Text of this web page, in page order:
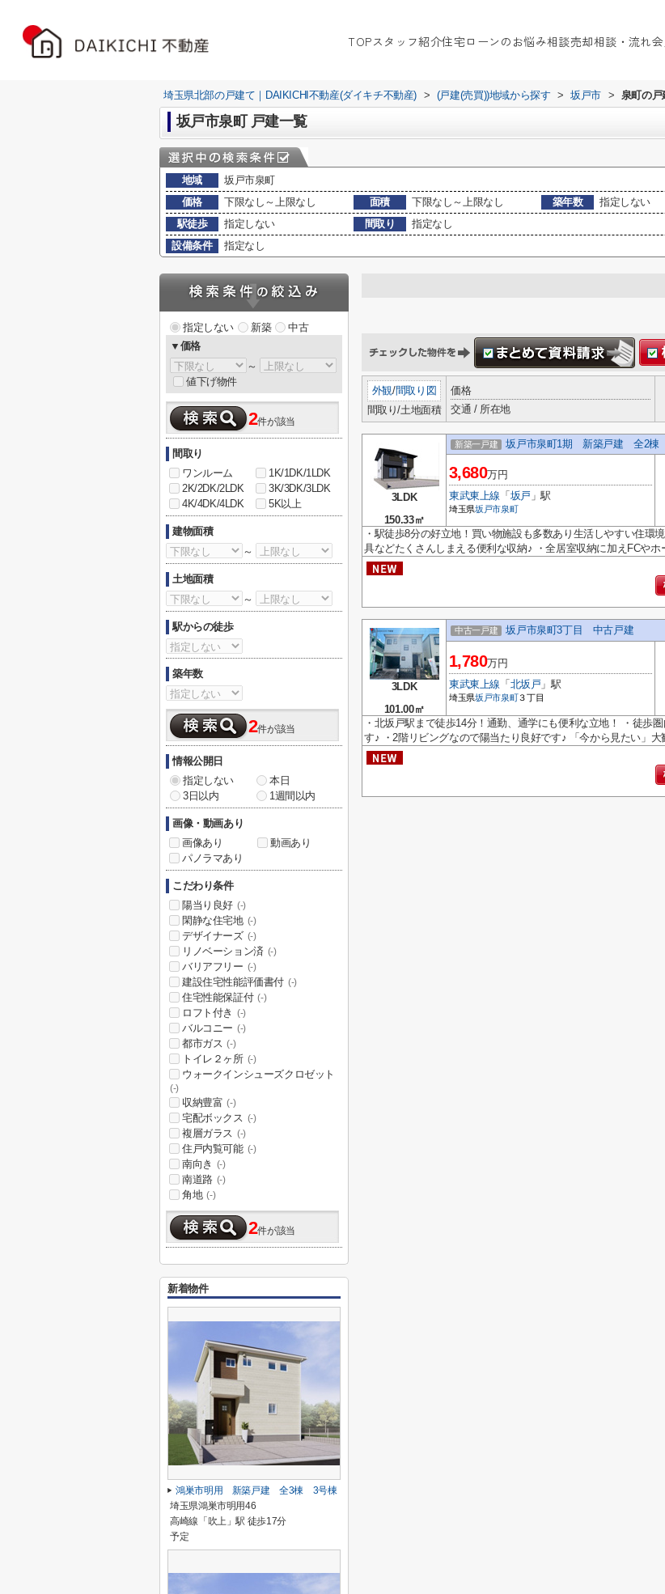
TOPスタッフ紹介住宅ローンのお悩み相談売却相談・流れ
埼玉県北部の戸建て｜DAIKICHI不動産(ダイキチ不動産) > (戸建(売買))地域から探す > 坂戸市 > 泉町の戸
坂戸市泉町 戸建一覧
地域
坂戸市泉町
価格
下限なし～上限なし 面積 下限なし～上限なし 築年数
指定しない
駅徒歩
指定しない 間取り
指定なし
設備条件
指定なし
外観/間取り図
間取り/土地面積
価格
交通 / 所在地
3LDK
150.33㎡
新築一戸建 坂戸市泉町1期 新築戸建 全2
3,680万円
東武東上線 「 坂戸 」駅
埼玉県坂戸市泉町
・駅徒歩8分の好立地！買い物施設も多数あり生活しやすい住環
具などたくさんしまえる便利な収納♪ ・全居室収納に加えFCやホ
3LDK
101.00㎡
中古一戸建 坂戸市泉町3丁目 中古戸建
1,780万円
東武東上線 「 北坂戸 」駅
埼玉県坂戸市泉町３丁目
・北坂戸駅まで徒歩14分！通勤、通学にも便利な立地！ ・徒歩
す♪ ・2階リビングなので陽当たり良好です♪ 「今から見たい」大
指定しない 新築
中古
▼価格
～
値下げ物件
2件が該当
間取り
ワンルーム
1K/1DK/1LDK
2K/2DK/2LDK
3K/3DK/3LDK
4K/4DK/4LDK
5K以上
建物面積
～
土地面積
～
駅からの徒歩
築年数
2件が該当
情報公開日
指定しない
本日
3日以内
1週間以内
画像・動画あり
画像あり
動画あり
パノラマあり
こだわり条件
陽当り良好 (-)
閑静な住宅地 (-)
デザイナーズ (-)
リノベーション済 (-)
バリアフリー (-)
建設住宅性能評価書付 (-)
住宅性能保証付 (-)
ロフト付き (-)
バルコニー (-)
都市ガス (-)
トイレ２ヶ所 (-)
ウォークインシューズクロゼット
(-)
収納豊富 (-)
宅配ボックス (-)
複層ガラス (-)
住戸内覧可能 (-)
南向き (-)
南道路 (-)
角地 (-)
2件が該当
新着物件
鴻巣市明用 新築戸建 全3棟 3号棟
埼玉県鴻巣市明用46
高崎線「吹上」駅 徒歩17分
予定